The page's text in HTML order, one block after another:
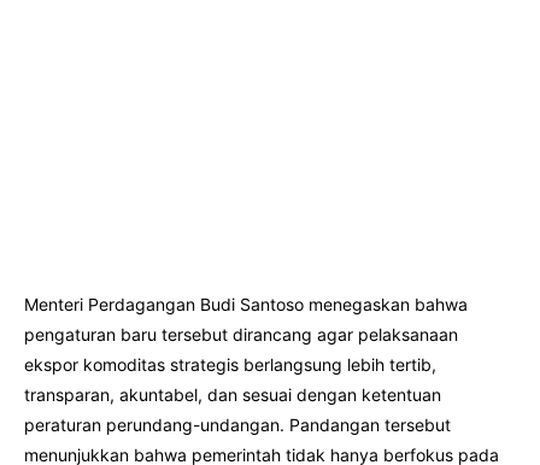
Menteri Perdagangan Budi Santoso menegaskan bahwa
pengaturan baru tersebut dirancang agar pelaksanaan
ekspor komoditas strategis berlangsung lebih tertib,
transparan, akuntabel, dan sesuai dengan ketentuan
peraturan perundang-undangan. Pandangan tersebut
menunjukkan bahwa pemerintah tidak hanya berfokus pada